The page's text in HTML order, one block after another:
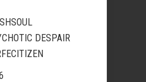
DESPAIR